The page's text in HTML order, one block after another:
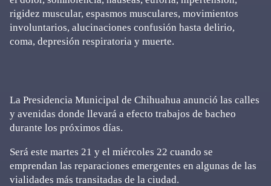
rigidez muscular, espasmos musculares, movimientos
involuntarios, alucinaciones confusión hasta delirio,
coma, depresión respiratoria y muerte.
La Presidencia Municipal de Chihuahua anunció las calles
y avenidas donde llevará a efecto trabajos de bacheo
durante los próximos días.
Será este martes 21 y el miércoles 22 cuando se
emprendan las reparaciones emergentes en algunas de las
vialidades más transitadas de la ciudad.